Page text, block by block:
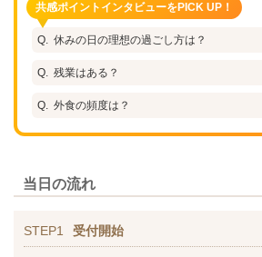
共感ポイントインタビューをPICK UP！
休みの日の理想の過ごし方は？
残業はある？
外食の頻度は？
当日の流れ
STEP1 受付開始